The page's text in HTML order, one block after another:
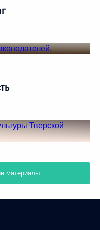
материалы